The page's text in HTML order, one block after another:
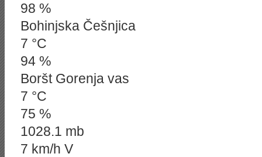
98 %
Bohinjska Češnjica
7 °C
94 %
Boršt Gorenja vas
7 °C
75 %
1028.1 mb
7 km/h V